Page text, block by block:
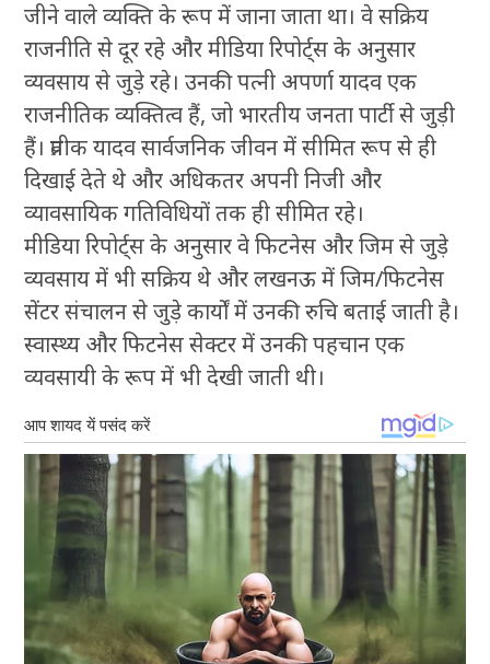
जीने वाले व्यक्ति के रूप में जाना जाता था। वे सक्रिय
राजनीति से दूर रहे और मीडिया रिपोर्ट्स के अनुसार
व्यवसाय से जुड़े रहे। उनकी पत्नी अपर्णा यादव एक
राजनीतिक व्यक्तित्व हैं, जो भारतीय जनता पार्टी से जुड़ी
हैं। प्रतीक यादव सार्वजनिक जीवन में सीमित रूप से ही
दिखाई देते थे और अधिकतर अपनी निजी और
व्यावसायिक गतिविधियों तक ही सीमित रहे।
मीडिया रिपोर्ट्स के अनुसार वे फिटनेस और जिम से जुड़े
व्यवसाय में भी सक्रिय थे और लखनऊ में जिम/फिटनेस
सेंटर संचालन से जुड़े कार्यों में उनकी रुचि बताई जाती है।
स्वास्थ्य और फिटनेस सेक्टर में उनकी पहचान एक
व्यवसायी के रूप में भी देखी जाती थी।